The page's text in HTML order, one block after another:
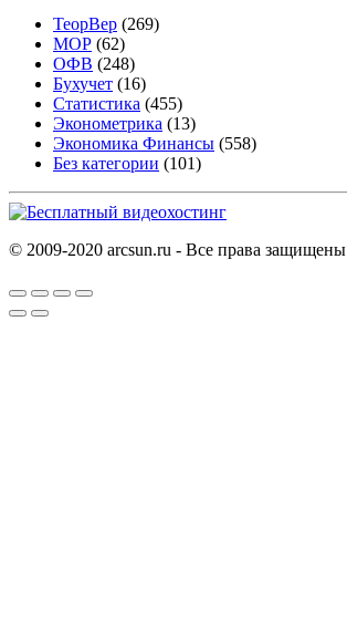
ТеорВер (269)
МОР (62)
ОФВ (248)
Бухучет (16)
Статистика (455)
Эконометрика (13)
Экономика Финансы (558)
Без категории (101)
© 2009-2020 arcsun.ru - Все права защищены